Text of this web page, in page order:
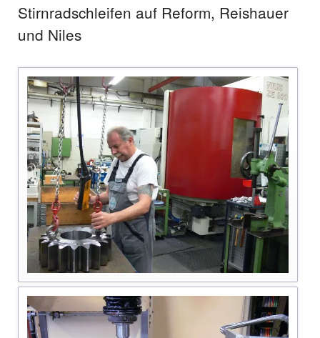
Stirnradschleifen auf Reform, Reishauer
und Niles